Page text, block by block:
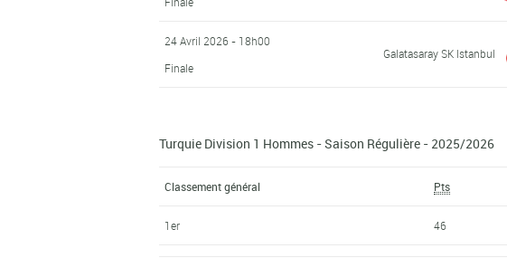
24 Avril 2026 - 18h00
Finale
Galatasaray SK Istanbul
Turquie Division 1 Hommes - Saison Régulière - 2025/2026
Classement général Pts
1er 46